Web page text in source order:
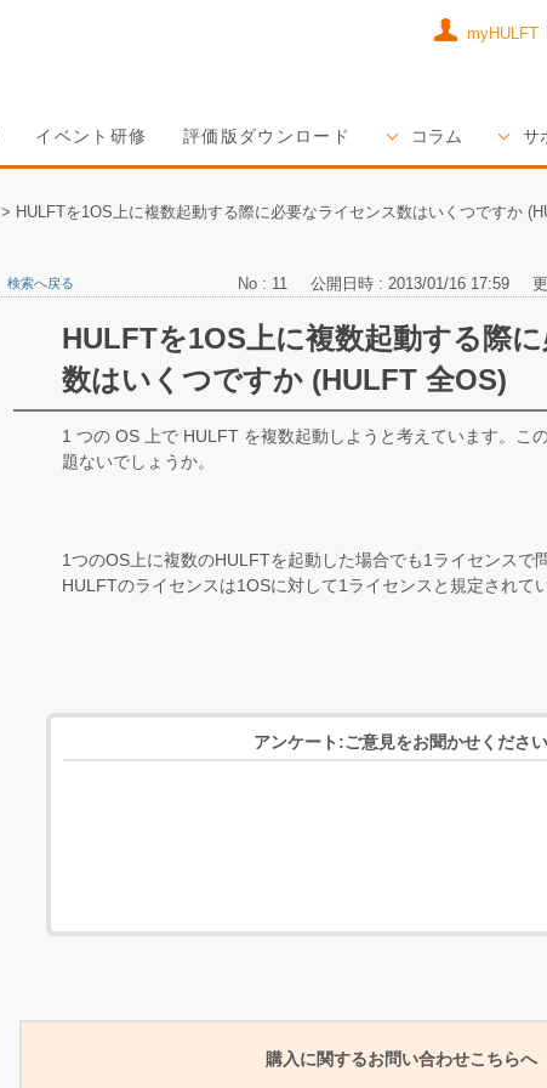
イベント研修 評価版ダウンロード コラム サ
myHULFT
> HULFTを1OS上に複数起動する際に必要なライセンス数はいくつですか
検索へ戻る No : 11 公開日時 : 2013/01/16 17:59
HULFTを1OS上に複数起動する際
数はいくつですか (HULFT 全OS)
1 つの OS 上で HULFT を複数起動しようと考えています。こ
題ないでしょうか。
1つのOS上に複数のHULFTを起動した場合でも1ライセンスで
HULFTのライセンスは1OSに対して1ライセンスと規定されてい
アンケート:ご意見をお聞かせください
購入に関するお問い合わせこちらへ